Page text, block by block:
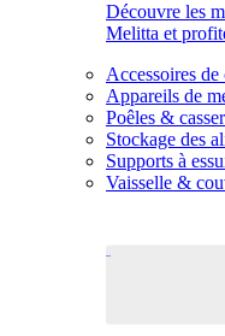
Découvre les
Melitta et
Accessoires de
Appareils de
Poêles &
Stockage des
Supports à
Vaisselle &